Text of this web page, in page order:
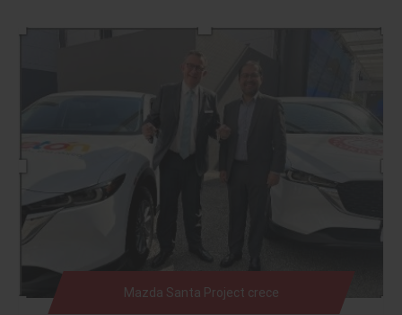
Mazda Santa Project crece